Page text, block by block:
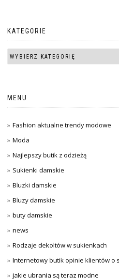
KATEGORIE
MENU
Fashion aktualne trendy modowe
Moda
Najlepszy butik z odzieżą
Sukienki damskie
Bluzki damskie
Bluzy damskie
buty damskie
news
Rodzaje dekoltów w sukienkach
Internetowy butik opinie klientów o
jakie ubrania są teraz modne